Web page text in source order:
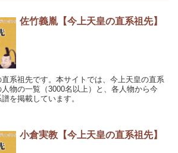
佐竹義胤【今上天皇の直系祖先】
系祖先です。本サイトでは、今上天皇の直系
物の一覧（3000名以上）と、各人物から今
を掲載しています。
小倉実教【今上天皇の直系祖先】